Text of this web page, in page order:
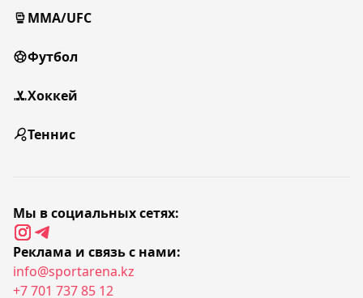
MMA/UFC
Футбол
Хоккей
Теннис
Мы в социальных сетях:
Реклама и связь с нами:
info@sportarena.kz
+7 701 737 85 12